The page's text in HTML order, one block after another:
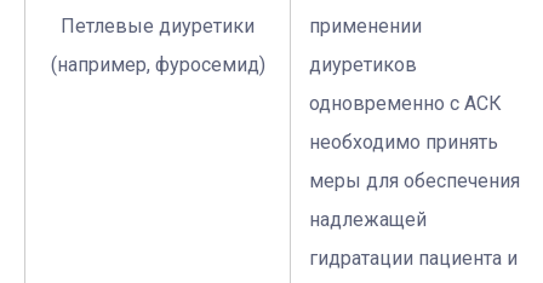
Петлевые диуретики
(например, фуросемид)
применении
диуретиков
одновременно с АСК
необходимо принять
меры для обеспечения
надлежащей
гидратации пациента и